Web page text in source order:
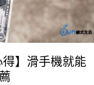
得】滑手機就能